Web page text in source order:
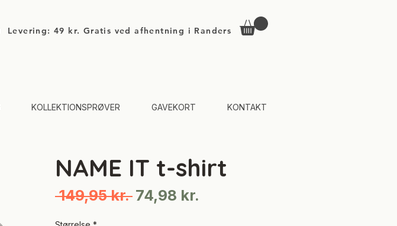
Levering: 49 kr. Gratis ved afhentning i Randers
KOLLEKTIONSPRØVER GAVEKORT KONTAKT
NAME IT t-shirt
149,95 kr. Regulær
74,98 kr.